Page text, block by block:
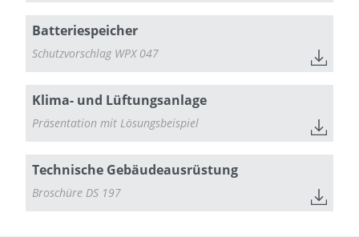
Batteriespeicher
Schutzvorschlag WPX 047
Klima- und Lüftungsanlage
Präsentation mit Lösungsbeispiel
Technische Gebäudeausrüstung
Broschüre DS 197